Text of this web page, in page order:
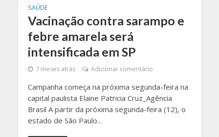
SAÚDE
Vacinação contra sarampo e
febre amarela será
intensificada em SP
7 meses atrás Adicionar comentário
Campanha começa na próxima segunda-feira na
capital paulista Elaine Patricia Cruz_Agência
Brasil A partir da próxima segunda-feira (12), o
estado de São Paulo...